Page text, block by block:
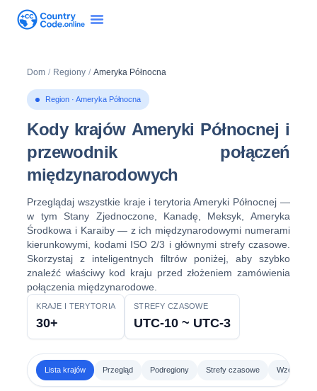
Dom / Regiony / Ameryka Północna
Region · Ameryka Północna
Kody krajów Ameryki Północnej i
przewodnik połączeń
międzynarodowych
Przeglądaj wszystkie kraje i terytoria Ameryki Północnej —
w tym Stany Zjednoczone, Kanadę, Meksyk, Ameryka
Środkowa i Karaiby — z ich międzynarodowymi numerami
kierunkowymi, kodami ISO 2/3 i głównymi strefy czasowe.
Skorzystaj z inteligentnych filtrów poniżej, aby szybko
znaleźć właściwy kod kraju przed złożeniem zamówienia
połączenia międzynarodowe.
KRAJE I TERYTORIA
30+
STREFY CZASOWE
UTC-10 ~ UTC-3
Lista krajów Przegląd Podregiony Strefy czasowe Wzory